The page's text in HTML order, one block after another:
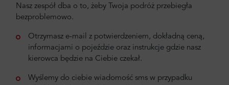
Nasz zespół dba o to, żeby Twoja podróż przebiegła
bezproblemowo.
Otrzymasz e-mail z potwierdzeniem, dokładną ceną,
informacjami o pojeździe oraz instrukcje gdzie nasz
kierowca będzie na Ciebie czekał.
Wyślemy do ciebie wiadomość sms w przypadku